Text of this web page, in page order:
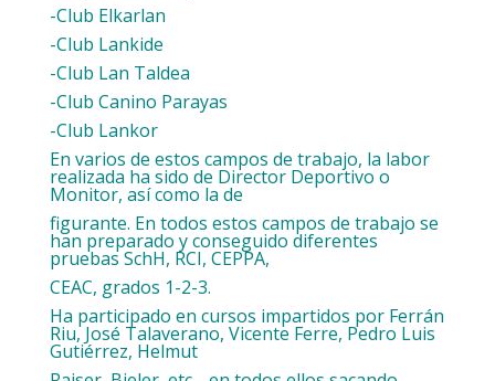
-Club Elkarlan
-Club Lankide
-Club Lan Taldea
-Club Canino Parayas
-Club Lankor
En varios de estos campos de trabajo, la labor
realizada ha sido de Director Deportivo o
Monitor, así como la de
figurante. En todos estos campos de trabajo se
han preparado y conseguido diferentes
pruebas SchH, RCI, CEPPA,
CEAC, grados 1-2-3.
Ha participado en cursos impartidos por Ferrán
Riu, José Talaverano, Vicente Ferre, Pedro Luis
Gutiérrez, Helmut